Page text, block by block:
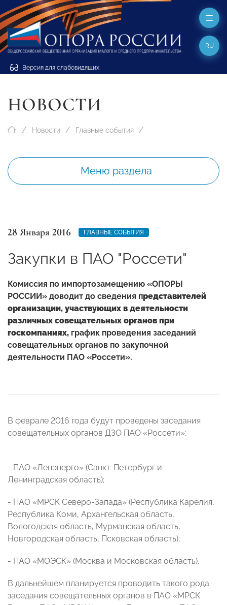
Версия для слабовидящих
RU
НОВОСТИ
Новости Главные события
Меню раздела
28 Января 2016 ГЛАВНЫЕ СОБЫТИЯ
Закупки в ПАО "Россети"
Комиссия по импортозамещению «ОПОРЫ
РОССИИ» доводит до сведения представителей
организации, участвующих в деятельности
различных совещательных органов при
госкомпаниях, график проведения заседаний
совещательных органов по закупочной
деятельности ПАО «Россети».
В феврале 2016 года будут проведены заседания
совещательных органов ДЗО ПАО «Россети»:
- ПАО «Ленэнерго» (Санкт-Петербург и
Ленинградская область);
- ПАО «МРСК Северо-Запада» (Республика Карелия,
Республика Коми, Архангельская область,
Вологодская область, Мурманская область,
Новгородская область, Псковская область);
- ПАО «МОЭСК» (Москва и Московская область).
В дальнейшем планируется проводить такого рода
заседания совещательных органов в ПАО «МРСК